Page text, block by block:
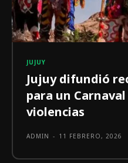
JUJUY
Jujuy difundió
para un
violencias
ADMIN - 11 FEBRERO, 2026